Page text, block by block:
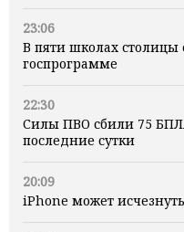
23:06
В пяти школах столицы
госпрограмме
22:30
Силы ПВО сбили 75
последние сутки
20:09
iPhone может